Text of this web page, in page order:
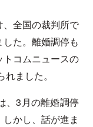
全国の裁判所で
た。離婚調停も
トコムニュースの
ました。
、3月の離婚調停
かし、話が進ま